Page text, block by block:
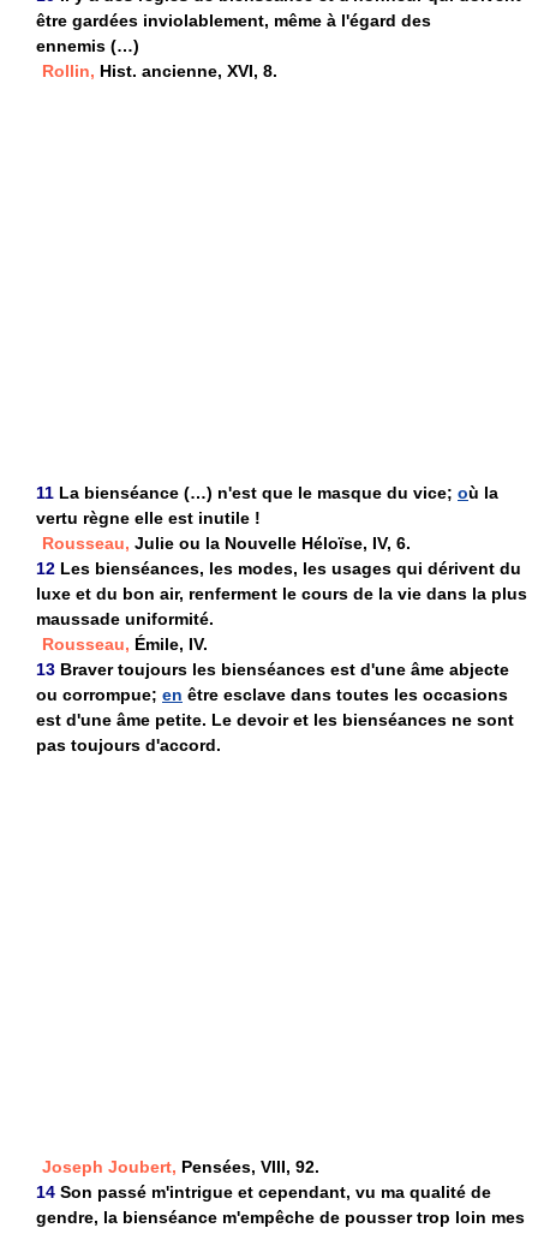
être gardées inviolablement, même à l'égard des
ennemis (…)
Rollin, Hist. ancienne, XVI, 8.
11 La bienséance (…) n'est que le masque du vice; où la
vertu règne elle est inutile !
Rousseau, Julie ou la Nouvelle Héloïse, IV, 6.
12 Les bienséances, les modes, les usages qui dérivent du
luxe et du bon air, renferment le cours de la vie dans la plus
maussade uniformité.
Rousseau, Émile, IV.
13 Braver toujours les bienséances est d'une âme abjecte
ou corrompue; en être esclave dans toutes les occasions
est d'une âme petite. Le devoir et les bienséances ne sont
pas toujours d'accord.
Joseph Joubert, Pensées, VIII, 92.
14 Son passé m'intrigue et cependant, vu ma qualité de
gendre, la bienséance m'empêche de pousser trop loin mes